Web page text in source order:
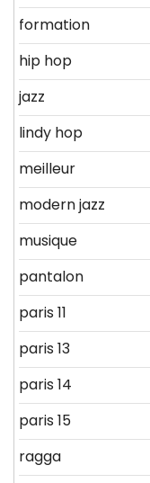
formation
hip hop
jazz
lindy hop
meilleur
modern jazz
musique
pantalon
paris 11
paris 13
paris 14
paris 15
ragga